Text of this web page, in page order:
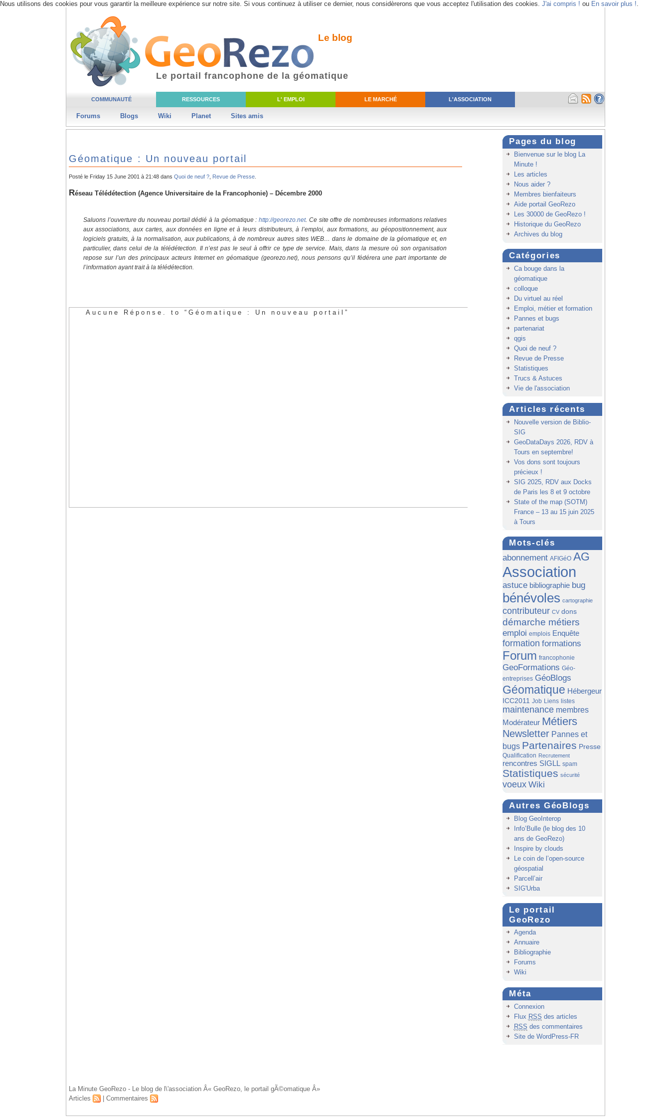
Nous utilisons des cookies pour vous garantir la meilleure expérience sur notre site. Si vous continuez à utiliser ce dernier, nous considèrerons que vous acceptez l'utilisation des cookies. J'ai compris ! ou En savoir plus !.
COMMUNAUTÉ RESSOURCES L' EMPLOI LE MARCHÉ L'ASSOCIATION
Forums Blogs Wiki Planet Sites amis
Le portail francophone de la géomatique
Le blog
Géomatique : Un nouveau portail
Posté le Friday 15 June 2001 à 21:48 dans Quoi de neuf ? Revue de Presse
Réseau Télédétection (Agence Universitaire de la Francophonie) – Décembre 2000
Saluons l’ouverture du nouveau portail dédié à la géomatique :http://georezo.net. Ce site offre de nombreuses informations relatives
aux associations, aux cartes, aux données en ligne et à leurs distributeurs, à l’emploi, aux formations, au géopositionnement, aux
logiciels gratuits, à la normalisation, aux publications, à de nombreux autres sites WEB… dans le domaine de la géomatique et, en
particulier, dans celui de la télédétection. Il n’est pas le seul à offrir ce type de service. Mais, dans la mesure où son organisation
repose sur l’un des principaux acteurs Internet en géomatique (georezo.net), nous pensons qu’il fédérera une part importante de
l’information ayant trait à la télédétection.
Aucune Réponse. to “Géomatique : Un nouveau portail”
Pages du blog
Bienvenue sur le blog La
Minute !
Les articles
Nous aider ?
Membres bienfaiteurs
Aide portail GeoRezo
Les 30000 de GeoRezo !
Historique du GeoRezo
Archives du blog
Catégories
Ca bouge dans la
géomatique
colloque
Du virtuel au réel
Emploi, métier et formation
Pannes et bugs
partenariat
qgis
Quoi de neuf ?
Revue de Presse
Statistiques
Trucs & Astuces
Vie de l'association
Articles récents
Nouvelle version de Biblio-
SIG
GeoDataDays 2026, RDV à
Tours en septembre!
Vos dons sont toujours
précieux !
SIG 2025, RDV aux Docks
de Paris les 8 et 9 octobre
State of the map (SOTM)
France – 13 au 15 juin 2025
à Tours
Mots-clés
abonnement AFIGéO AG
Association
astuce bibliographie bug
bénévoles cartographie
contributeur CV dons
démarche métiers
emploi emplois Enquête
formation formations
Forum francophonie
GeoFormations Géo-
entreprises GéoBlogs
Géomatique Hébergeur
ICC2011 Job Liens listes
maintenance membres
Modérateur Métiers
Newsletter Pannes et
bugs Partenaires Presse
Qualification Recrutement
rencontres SIGLL spam
Statistiques sécurité
voeux Wiki
Autres GéoBlogs
Blog GeoInterop
Info’Bulle (le blog des 10
ans de GeoRezo)
Inspire by clouds
Le coin de l’open-source
géospatial
Parcell’air
SIG'Urba
Le portail
GeoRezo
Agenda
Annuaire
Bibliographie
Forums
Wiki
Méta
Connexion
Flux RSS des articles
RSS des commentaires
Site de WordPress-FR
La Minute GeoRezo - Le blog de l\'association Â« GeoRezo, le portail gÃ©omatique Â»
Articles
| Commentaires